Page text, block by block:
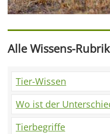
Alle Wissens-
Tier-Wissen
Wo ist der
Tierbegriffe